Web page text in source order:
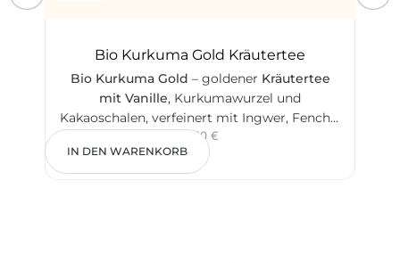
Bio Kurkuma Gold Kräutertee
Bio Kurkuma Gold – goldener Kräutertee
mit Vanille, Kurkumawurzel und
Kakaoschalen, verfeinert mit Ingwer, Fenchel
und Anis. Mild-würzig, cremig und
koffeinfrei. Aus kontrolliert biologischem
Anbau – perfekt mit einem Schuss Hafer-
6,50 €
IN DEN WARENKORB